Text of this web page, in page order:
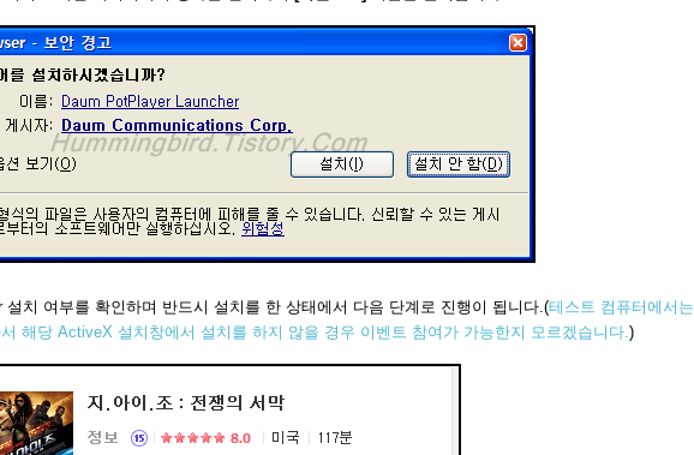
치 여부를 확인하며 반드시 설치를 한 상태에서 다음 단계로 진행이 됩니다.(테스트 컴퓨터에서는
해당 ActiveX 설치창에서 설치를 하지 않을 경우 이벤트 참여가 가능한지 모르겠습니다.)